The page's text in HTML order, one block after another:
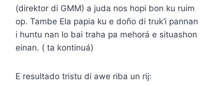
(direktor di GMM) a juda nos hopi bon ku ruim
op. Tambe Ela papia ku e doño di truk’i pannan
i huntu nan lo bai traha pa mehorá e situashon
einan. ( ta kontinuá)
E resultado tristu di awe riba un rij: